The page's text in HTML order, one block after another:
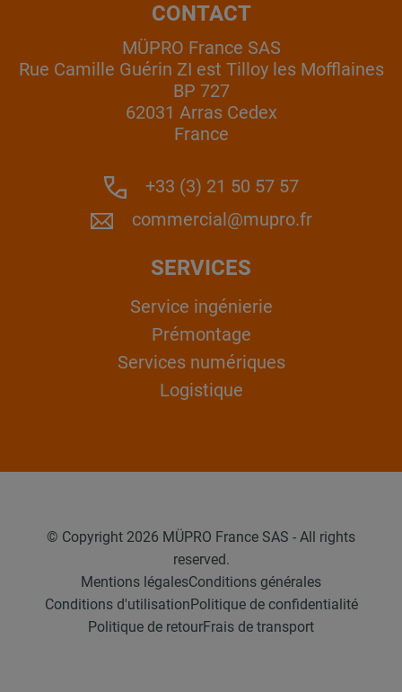
CONTACT
MÜPRO France SAS
Rue Camille Guérin ZI est Tilloy les Mofflaines
BP 727
62031 Arras Cedex
France
+33 (3) 21 50 57 57
commercial@mupro.fr
SERVICES
Service ingénierie
Prémontage
Services numériques
Logistique
© Copyright 2026 MÜPRO France SAS - All rights
reserved.
Mentions légalesConditions générales
Conditions d'utilisationPolitique de confidentialité
Politique de retourFrais de transport